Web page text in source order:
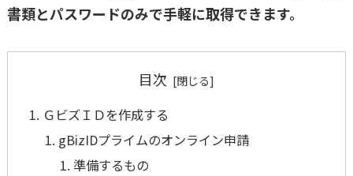
書類とパスワードのみで手軽に取得できます。
目次
ＧビズＩＤを作成する
gBizIDプライムのオンライン申請
準備するもの